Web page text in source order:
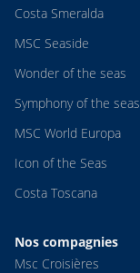
Costa Smeralda
MSC Seaside
Wonder of the seas
Symphony of the seas
MSC World Europa
Icon of the Seas
Costa Toscana
Nos compagnies
Msc Croisières